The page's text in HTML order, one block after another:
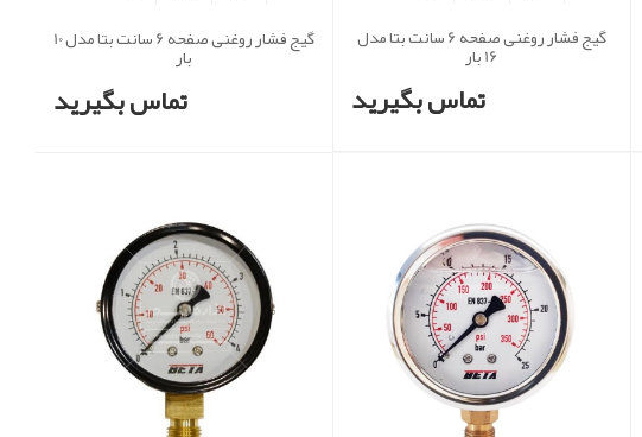
گیج فشار روغنی صفحه 6 سانت بتا مدل
16 بار
تماس بگیرید
گیج فشار روغنی صفحه 6 سانت بتا مدل 10
بار
تماس بگیرید